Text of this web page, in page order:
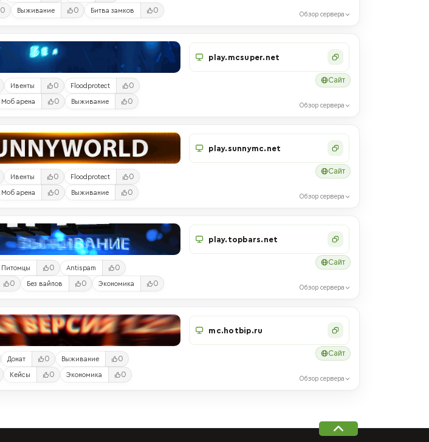
0 Выживание 0 Битва замков 0 Обзор сервера
Ивенты 0 Floodprotect 0
Моб арена 0 Выживание 0
play.mcsuper.net
Сайт
Обзор сервера
Ивенты 0 Floodprotect 0
Моб арена 0 Выживание 0
play.sunnymc.net
Сайт
Обзор сервера
Питомцы 0 Antispam 0
0 Без вайпов 0 Экономика 0
play.topbars.net
Сайт
Обзор сервера
Донат 0 Выживание 0
Кейсы 0 Экономика 0
mc.hotbip.ru
Сайт
Обзор сервера